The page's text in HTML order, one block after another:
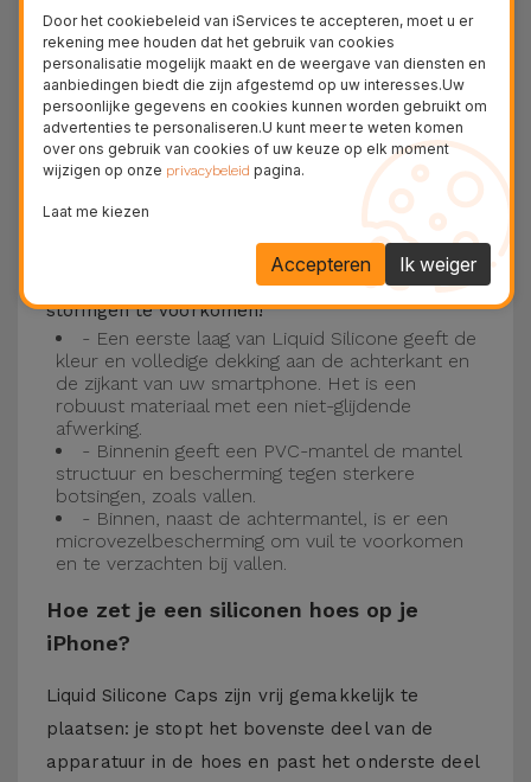
15, 14, 13, 12 onder meer en het nieuwste model
van de Apple, deiPhone 16eniPhone 17.
Drie-laagse bescherming met de
siliconen kappen
Onze iPhone siliconen hoesjes hebben een
robuuste, kwalitatieve constructie met een
drielaagse constructie om ongelukken en
storingen te voorkomen!
- Een eerste laag van Liquid Silicone geeft de
kleur en volledige dekking aan de achterkant en
de zijkant van uw smartphone. Het is een
robuust materiaal met een niet-glijdende
afwerking.
- Binnenin geeft een PVC-mantel de mantel
structuur en bescherming tegen sterkere
botsingen, zoals vallen.
- Binnen, naast de achtermantel, is er een
microvezelbescherming om vuil te voorkomen
en te verzachten bij vallen.
Hoe zet je een siliconen hoes op je
iPhone?
Liquid Silicone Caps zijn vrij gemakkelijk te
plaatsen: je stopt het bovenste deel van de
apparatuur in de hoes en past het onderste deel
Door het cookiebeleid van iServices te accepteren, moet u er
rekening mee houden dat het gebruik van cookies
personalisatie mogelijk maakt en de weergave van diensten en
aanbiedingen biedt die zijn afgestemd op uw interesses.Uw
persoonlijke gegevens en cookies kunnen worden gebruikt om
advertenties te personaliseren.U kunt meer te weten komen
over ons gebruik van cookies of uw keuze op elk moment
wijzigen op onze privacybeleid pagina.
Laat me kiezen
Ik weiger
Accepteren